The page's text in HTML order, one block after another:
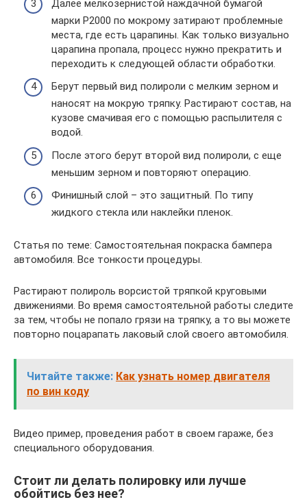
Далее мелкозернистой наждачной бумагой
марки P2000 по мокрому затирают проблемные
места, где есть царапины. Как только визуально
царапина пропала, процесс нужно прекратить и
переходить к следующей области обработки.
Берут первый вид полироли с мелким зерном и
наносят на мокрую тряпку. Растирают состав, на
кузове смачивая его с помощью распылителя с
водой.
После этого берут второй вид полироли, с еще
меньшим зерном и повторяют операцию.
Финишный слой – это защитный. По типу
жидкого стекла или наклейки пленок.
Статья по теме: Самостоятельная покраска бампера
автомобиля. Все тонкости процедуры.
Растирают полироль ворсистой тряпкой круговыми
движениями. Во время самостоятельной работы следите
за тем, чтобы не попало грязи на тряпку, а то вы можете
повторно поцарапать лаковый слой своего автомобиля.
Читайте также: Как узнать номер двигателя
по вин коду
Видео пример, проведения работ в своем гараже, без
специального оборудования.
Стоит ли делать полировку или лучше
обойтись без нее?